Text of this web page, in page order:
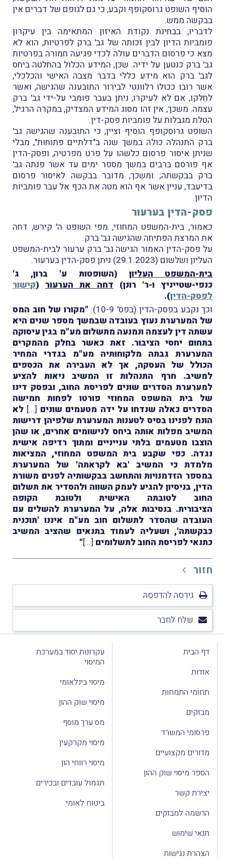
הוסיף השופט גרוסקופף וקבע, כי גם לגופם של דברים אין
בבקשה ממש.
לדבריו, בבחינת נקודת האיזון המתאימה בין עיקרון
פומביות הדיון לבין זכותה של גב' ברק לפרטיות, הוא לא
מצא כי פרסום הדברים עולה לכדי פגיעה חמורה בפרטיות
גב' ברק כנטען על ידיה. שכּן, המידע הכלול בהחלטה ביחס
לגב' ברק הוא מידע כללי בדבר מצבה האישי והכלכלי,
אשר רובו ככולו רלוונטי לבירור התובענה שהגישה, ואשר
לחֵלקו, אם לא לעיקרו, ניתן בעבר פומבי על-ידי גב' ברק
עצמה. משכך, אין זהו מסוג המידע המצדיק, במקרה הרגיל,
הטלת מגבלות על פומביות פסק-דין.
השופט גרוסקופף הוסיף וציין, כי התובענה שהגישה גב'
ברק התנהלה כולה במשך שנה ב"דלתיים פתוחות", מבלי
שניתן איסור פרסום כלשהו על פרט מפרטיה, ופסק-הדין
אף פורסם ברבים במשך מספר ימים עד אשר פנתה גב'
ברק בבקשתה; ומשכך, מדובר בבקשה לאיסור פרסום
בדיעבד, עניין אשר אף הוא מטה את הכף אל עבר פומביות
הדיון.
פסק-הדין בערעור
כאמור, בית-המשפט המחוזי, מפי השופט ה' קירש, דחה
את המרצת הפתיחה שהגישה גב' ברק.
על פסק-הדין האמור הגישה גב' ברק ערעור לבית-המשפט
העליון ושלשום (29.1.2023) ניתן פסק-הדין בערעור.
בית-המשפט העליון (השופטות ע' ברון, ג'
כנפי-שטייניץ ו-ר' רונן) דחה את הערעור (קישור
לפסק-הדין).
וכך נקבע בפסק-הדין (בפס' 10-9):
"מקורו של חוב המס
של המערערת נעוץ בעובדה שבמשך מספר שנים היא
עשתה דין לעצמה ונמנעה מתשלום מע"מ בגין עיסוקה
בתחום יחסי הציבור. זאת כאשר בחלק מהמקרים
המערערת גבתה מלקוחותיה מע"מ בגדרי המחיר
הכולל של העסקה, אך לא העבירה את הכספים
למשיב. חרף התנהלות זו המשיב ניאות להציע
למערערת הסדרים שונים לפריסת החוב, ובפסק דינו
של בית המשפט המחוזי פורטו לפחות חמישה
הסדרים כאלה שנדחו על ידה מטעמים שונים [...] לא
הונח לפנינו בסיס לטענות המערערת שלפיהן דרישות
המשיב מפלות אותה ביחס לנישומים אחרים, או שהן
הוצבו מטעמים בלתי ענייניים ומתוך רדיפה אישית
נגדה. כפי שקבע בית המשפט המחוזי, המציאות
מלמדת כי המשיב 'בא לקראתה' של המערערת
במספר הזדמנויות והתחשב בבקשותיה לפנים משורת
הדין, בניסיון להגיע לעמק השווה ולהסדיר את תשלום
החוב לטובתה האישית ולטובת הקופה
הציבורית. בנסיבות אלה, על המערערת להשלים עם
העובדה שהסדר לתשלום חוב מע"מ איננו 'תוכנית
כבקשתה', ושעליה לעמוד בתנאים שהציב המשיב
כתנאי לפריסת החוב לתשלומים [...]
"
חזור
גירסה להדפסה
שלח לחבר
דף הבית
אודות
תחומי התמחות
מבזקים
פרסומי המשרד
מדורים מקצועיים
הספר מיסוי שוק ההון
יצירת קשר
הרשמה למבזקים
תנאי שימוש
הצהרת נגישות
עקרונות יסוד במערכת
המיסוי
מיסוי בינלאומי
מיסוי שוק ההון
מס ערך מוסף
מיסוי מקרקעין
מיסוי רווחי הון
תגמול עובדים ובכירים
ביטוח לאומי